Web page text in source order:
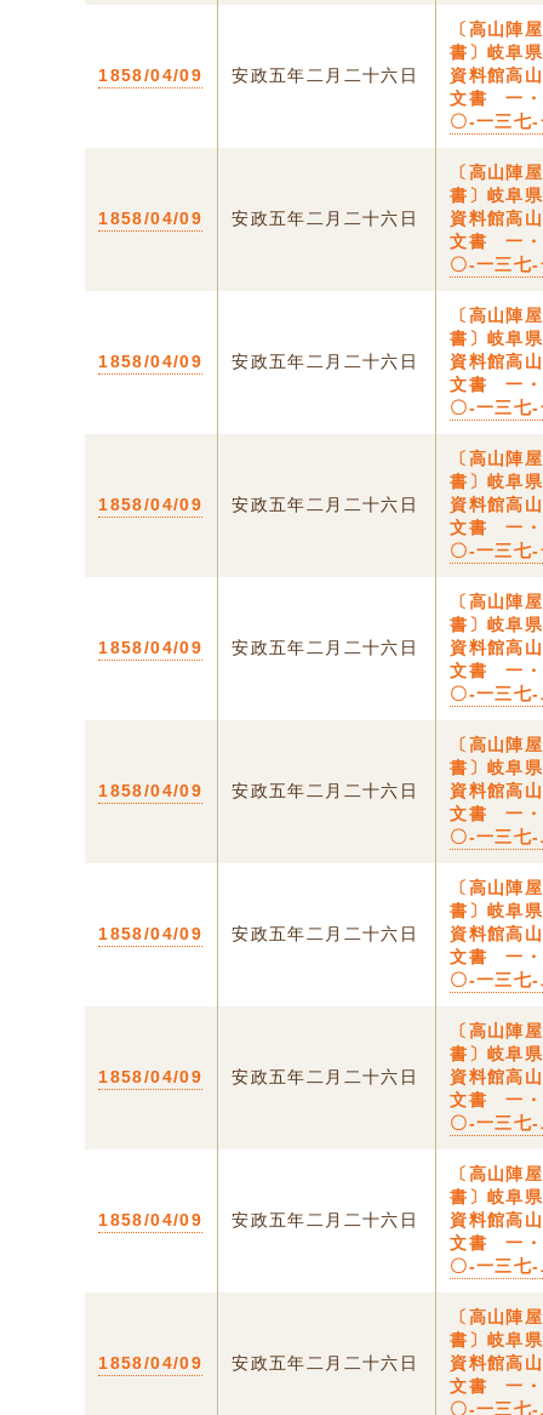
1858/04/09 安政五年二月二十六日
〔高山陣
書〕岐阜
資料館高
文書 一
〇-一三七
1858/04/09 安政五年二月二十六日
〔高山陣
書〕岐阜
資料館高
文書 一
〇-一三七
1858/04/09 安政五年二月二十六日
〔高山陣
書〕岐阜
資料館高
文書 一
〇-一三七
1858/04/09 安政五年二月二十六日
〔高山陣
書〕岐阜
資料館高
文書 一
〇-一三七
1858/04/09 安政五年二月二十六日
〔高山陣
書〕岐阜
資料館高
文書 一
〇-一三七
1858/04/09 安政五年二月二十六日
〔高山陣
書〕岐阜
資料館高
文書 一
〇-一三七
1858/04/09 安政五年二月二十六日
〔高山陣
書〕岐阜
資料館高
文書 一
〇-一三七
1858/04/09 安政五年二月二十六日
〔高山陣
書〕岐阜
資料館高
文書 一
〇-一三七
1858/04/09 安政五年二月二十六日
〔高山陣
書〕岐阜
資料館高
文書 一
〇-一三七
1858/04/09 安政五年二月二十六日
〔高山陣
書〕岐阜
資料館高
文書 一
〇-一三七